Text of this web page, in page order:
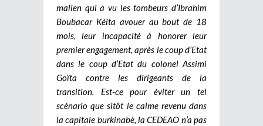
malien qui a vu les tombeurs d’Ibrahim
Boubacar Kéita avouer au bout de 18
mois, leur incapacité à honorer leur
premier engagement, après le coup d’Etat
dans le coup d’Etat du colonel Assimi
Goïta contre les dirigeants de la
transition. Est-ce pour éviter un tel
scénario que sitôt le calme revenu dans
la capitale burkinabè, la CEDEAO n’a pas